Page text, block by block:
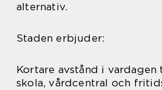
alternativ.
Staden erbjuder:
Kortare avstånd i
skola, vårdcentral och